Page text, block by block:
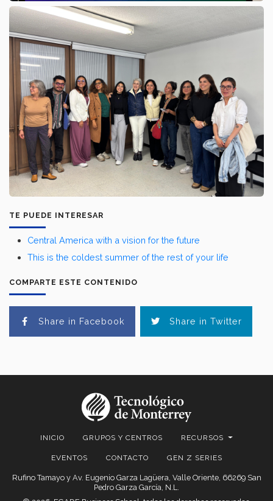
TE PUEDE INTERESAR
Central America with a vision for the future
This is the coldest summer of the rest of your life
COMPARTE ESTE CONTENIDO
Share in Facebook Share in Twitter
INICIO GRUPOS Y CENTROS RECURSOS
EVENTOS CONTACTO GEN Z SERIES
Rufino Tamayo y Av. Eugenio Garza Lagüera, Valle Oriente, 66269 San
Pedro Garza García, N.L.